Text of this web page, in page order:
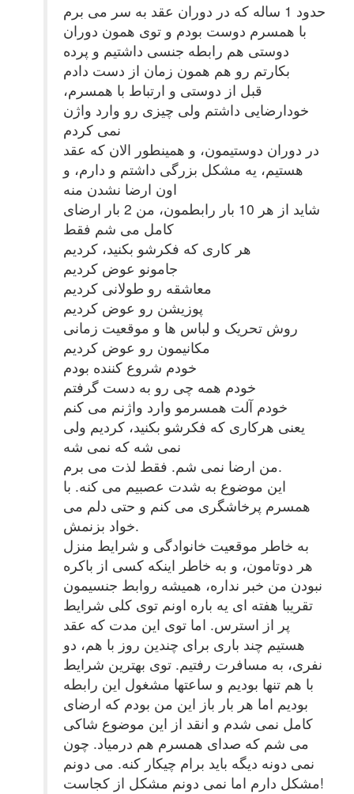
حدود 1 ساله که در دوران عقد به سر می برم
با همسرم دوست بودم و توی همون دوران
دوستی هم رابطه جنسی داشتیم و پرده
بکارتم رو هم همون زمان از دست دادم
قبل از دوستی و ارتباط با همسرم،
خودارضایی داشتم ولی چیزی رو وارد واژن
نمی کردم
در دوران دوستیمون، و همینطور الان که عقد
هستیم، یه مشکل بزرگی داشتم و دارم، و
اون ارضا نشدن منه
شاید از هر 10 بار رابطمون، من 2 بار ارضای
کامل می شم فقط
هر کاری که فکرشو بکنید، کردیم
جامونو عوض کردیم
معاشقه رو طولانی کردیم
پوزیشن رو عوض کردیم
روش تحریک و لباس ها و موقعیت زمانی
مکانیمون رو عوض کردیم
خودم شروع کننده بودم
خودم همه چی رو به دست گرفتم
خودم آلت همسرمو وارد واژنم می کنم
یعنی هرکاری که فکرشو بکنید، کردیم ولی
نمی شه که نمی شه
من ارضا نمی شم. فقط لذت می برم.
این موضوع به شدت عصبیم می کنه. با
همسرم پرخاشگری می کنم و حتی دلم می
خواد بزنمش.
به خاطر موقعیت خانوادگی و شرایط منزل
هر دوتامون، و به خاطر اینکه کسی از باکره
نبودن من خبر نداره، همیشه روابط جنسیمون
تقریبا هفته ای یه باره اونم توی کلی شرایط
پر از استرس. اما توی این مدت که عقد
هستیم چند باری برای چندین روز با هم، دو
نفری، به مسافرت رفتیم. توی بهترین شرایط
با هم تنها بودیم و ساعتها مشغول این رابطه
بودیم اما هر بار باز این من بودم که ارضای
کامل نمی شدم و انقد از این موضوع شاکی
می شم که صدای همسرم هم درمیاد. چون
نمی دونه دیگه باید برام چیکار کنه. می دونم
مشکل دارم اما نمی دونم مشکل از کجاست!